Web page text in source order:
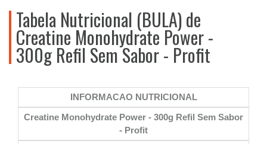
Tabela Nutricional (BULA) de
Creatine Monohydrate Power -
300g Refil Sem Sabor - Profit
INFORMACAO NUTRICIONAL
Creatine Monohydrate Power - 300g Refil Sem Sabor
- Profit